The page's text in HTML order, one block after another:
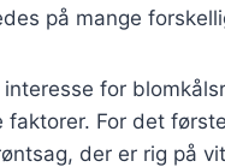
på mange
for
faktorer. For det
der er rig på